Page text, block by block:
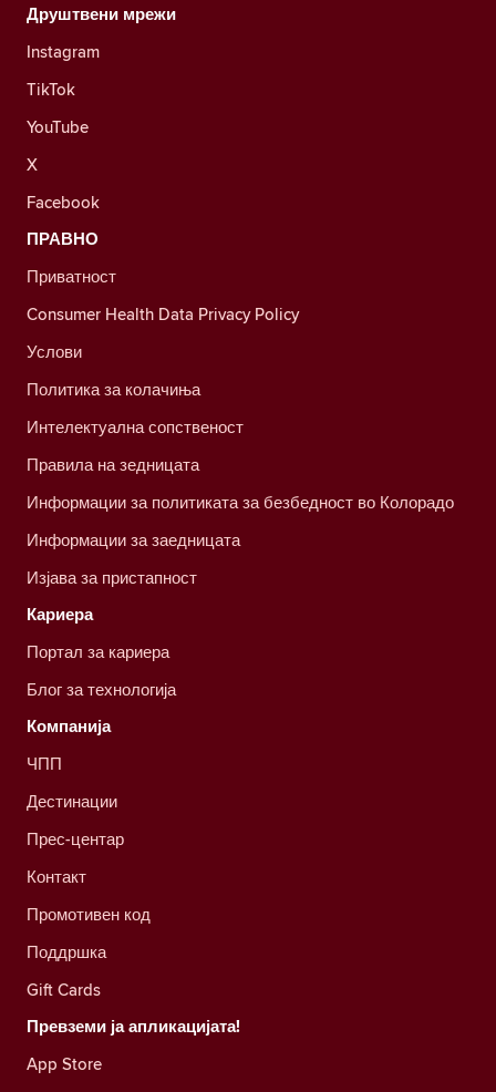
Друштвени мрежи
Instagram
TikTok
YouTube
X
Facebook
ПРАВНО
Приватност
Consumer Health Data Privacy Policy
Услови
Политика за колачиња
Интелектуална сопственост
Правила на зедницата
Информации за политиката за безбедност во Колорадо
Информации за заедницата
Изјава за пристапност
Кариера
Портал за кариера
Блог за технологија
Компанија
ЧПП
Дестинации
Прес-центар
Контакт
Промотивен код
Поддршка
Gift Cards
Превземи ја апликацијата!
App Store